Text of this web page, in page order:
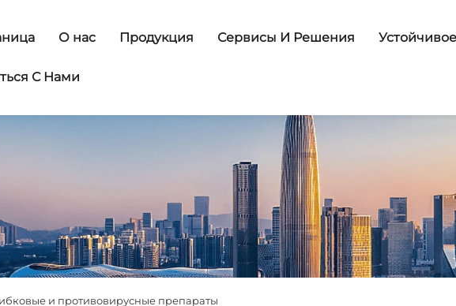
О нас Продукция Сервисы И Решения
С Нами
и противовирусные препараты